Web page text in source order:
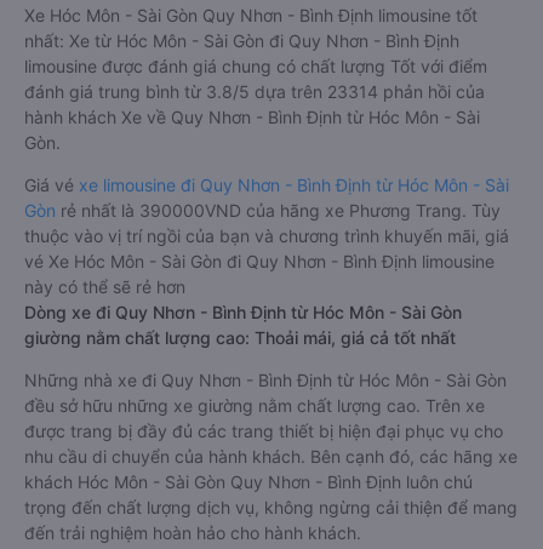
Xe Hóc Môn - Sài Gòn Quy Nhơn - Bình Định limousine tốt
nhất: Xe từ Hóc Môn - Sài Gòn đi Quy Nhơn - Bình Định
limousine được đánh giá chung có chất lượng Tốt với điểm
đánh giá trung bình từ 3.8/5 dựa trên 23314 phản hồi của
hành khách Xe về Quy Nhơn - Bình Định từ Hóc Môn - Sài
Gòn.
Giá vé xe limousine đi Quy Nhơn - Bình Định từ Hóc Môn - Sài
Gòn rẻ nhất là 390000VND của hãng xe Phương Trang. Tùy
thuộc vào vị trí ngồi của bạn và chương trình khuyến mãi, giá
vé Xe Hóc Môn - Sài Gòn đi Quy Nhơn - Bình Định limousine
này có thể sẽ rẻ hơn
Dòng xe đi Quy Nhơn - Bình Định từ Hóc Môn - Sài Gòn
giường nằm chất lượng cao: Thoải mái, giá cả tốt nhất
Những nhà xe đi Quy Nhơn - Bình Định từ Hóc Môn - Sài Gòn
đều sở hữu những xe giường nằm chất lượng cao. Trên xe
được trang bị đầy đủ các trang thiết bị hiện đại phục vụ cho
nhu cầu di chuyển của hành khách. Bên cạnh đó, các hãng xe
khách Hóc Môn - Sài Gòn Quy Nhơn - Bình Định luôn chú
trọng đến chất lượng dịch vụ, không ngừng cải thiện để mang
đến trải nghiệm hoàn hảo cho hành khách.